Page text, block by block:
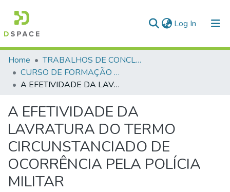
Log In (current)
Communities & Collections
All of DSpace
Home
TRABALHOS DE CONCLUSÃO DE CURSO - CFP (CURSO DE FORMAÇÃO DE PRAÇAS)
CURSO DE FORMAÇÃO DE PRAÇAS - CFP - 2018
A EFETIVIDADE DA LAVRATURA DO TERMO CIRCUNSTANCIADO DE OCORRÊNCIA PELA POLÍCIA MILITAR
A EFETIVIDADE DA
LAVRATURA DO TERMO
CIRCUNSTANCIADO DE
OCORRÊNCIA PELA POLÍCIA
MILITAR